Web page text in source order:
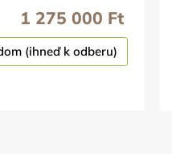
1 275 000 Ft
(ihneď k odberu)